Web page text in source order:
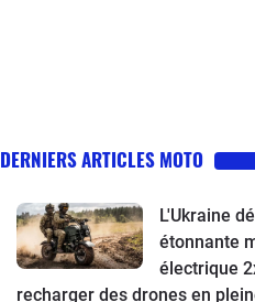
DERNIERS ARTICLES MOTO
L'Ukraine
étonnante
électrique
recharger des drones en